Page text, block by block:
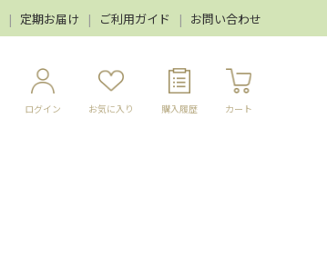
定期お届け ご利用ガイド お問い合わせ
ログイン お気に入り 購入履歴 カート